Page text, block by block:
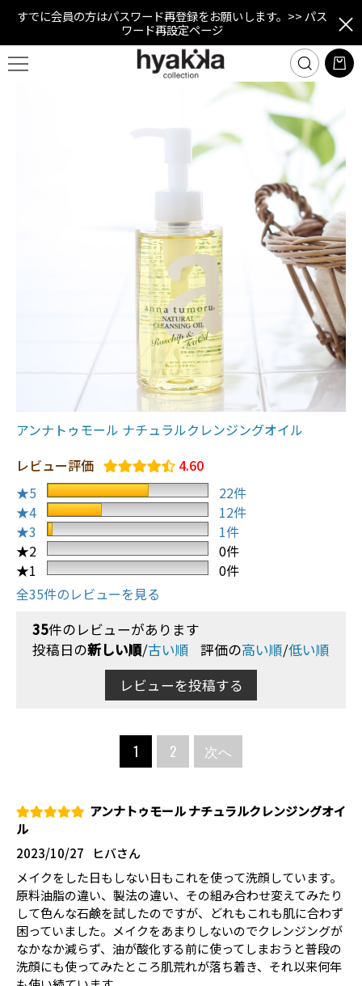
すでに会員の方はパスワード再登録をお願いします。 >> パス
ワード再設定ページ
アンナトゥモール ナチュラルクレンジングオイル
レビュー評価
4.60
★5
22件
★4
12件
★3
1件
★2
0件
★1
0件
全35件のレビューを見る
35件のレビューがあります
投稿日の新しい順/古い順 評価の高い順/低い順
レビューを投稿する
1 2 次へ
アンナトゥモール ナチュラルクレンジングオイ
ル
ヒバさん
2023/10/27
メイクをした日もしない日もこれを使って洗顔しています。
原料油脂の違い、製法の違い、その組み合わせ変えてみたり
して色んな石鹸を試したのですが、どれもこれも肌に合わず
困っていました。メイクをあまりしないのでクレンジングが
なかなか減らず、油が酸化する前に使ってしまおうと普段の
洗顔にも使ってみたところ肌荒れが落ち着き、それ以来何年